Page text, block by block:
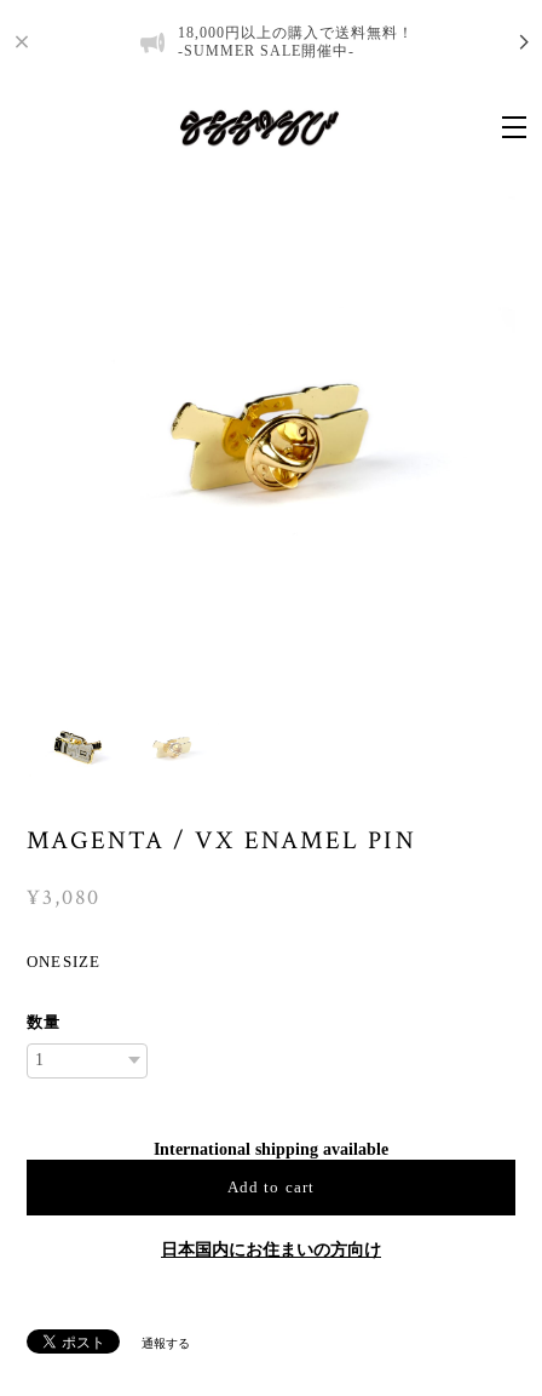
18,000円以上の購入で送料無料！
-SUMMER SALE開催中-
MAGENTA / VX ENAMEL PIN
¥3,080
ONESIZE
数量
International shipping available
Add to cart
日本国内にお住まいの方向け
通報する